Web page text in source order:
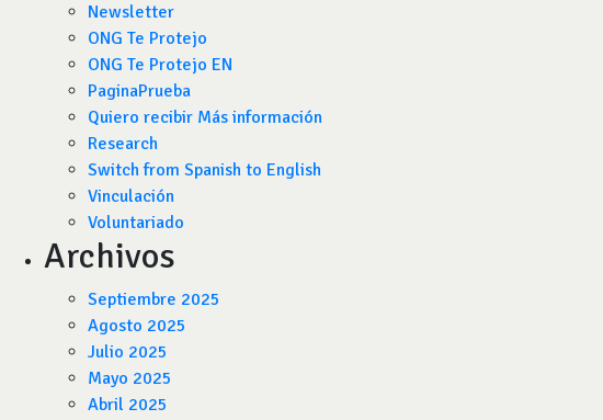
Newsletter
ONG Te Protejo
ONG Te Protejo EN
PaginaPrueba
Quiero recibir Más información
Research
Switch from Spanish to English
Vinculación
Voluntariado
Archivos
Septiembre 2025
Agosto 2025
Julio 2025
Mayo 2025
Abril 2025